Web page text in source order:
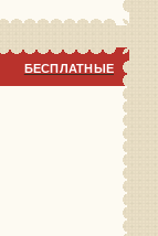
БЕСПЛАТНЫЕ